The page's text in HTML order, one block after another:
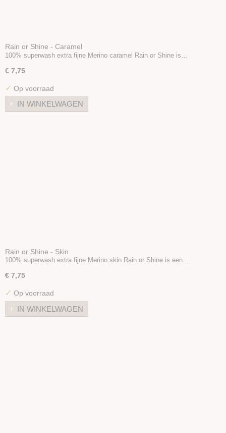
Rain or Shine - Caramel
100% superwash extra fijne Merino caramel Rain or Shine is…
€ 7,75
✓ Op voorraad
IN WINKELWAGEN
Rain or Shine - Skin
100% superwash extra fijne Merino skin Rain or Shine is een…
€ 7,75
✓ Op voorraad
IN WINKELWAGEN